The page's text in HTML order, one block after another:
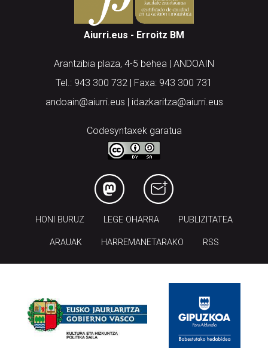
Aiurri.eus - Erroitz BM
Arantzibia plaza, 4-5 behea | ANDOAIN
Tel.: 943 300 732 | Faxa: 943 300 731
andoain@aiurri.eus | idazkaritza@aiurri.eus
Codesyntaxek garatua
HONI BURUZ LEGE OHARRA PUBLIZITATEA
ARAUAK HARREMANETARAKO RSS